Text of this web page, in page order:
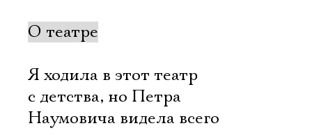
О театре
Я ходила в этот театр
с детства, но Петра
Наумовича видела всего